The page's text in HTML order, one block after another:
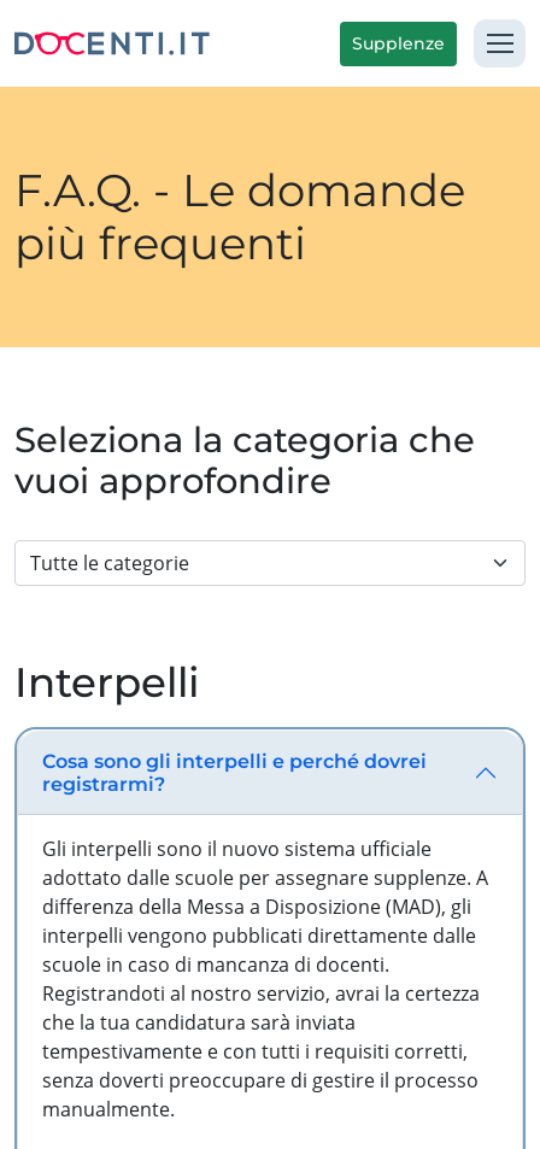
Supplenze
F.A.Q. - Le domande
più frequenti
Seleziona la categoria che
vuoi approfondire
Interpelli
Cosa sono gli interpelli e perché dovrei
registrarmi?
Gli interpelli sono il nuovo sistema ufficiale
adottato dalle scuole per assegnare supplenze. A
differenza della Messa a Disposizione (MAD), gli
interpelli vengono pubblicati direttamente dalle
scuole in caso di mancanza di docenti.
Registrandoti al nostro servizio, avrai la certezza
che la tua candidatura sarà inviata
tempestivamente e con tutti i requisiti corretti,
senza doverti preoccupare di gestire il processo
manualmente.